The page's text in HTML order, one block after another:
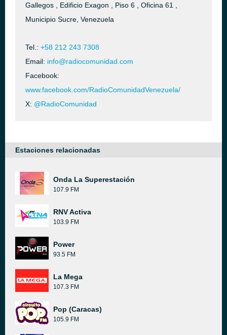
Gallegos , Edificio Exagon , Piso 6 , Oficina 61 ,
Municipio Sucre, Venezuela
Tel.: +58 212 243 7308
Email: info@radiocomunidad.com
Facebook:
www.facebook.com/RadioComunidadVenezuela/
X: @RadioComunidad
Estaciones relacionadas
Onda La Superestación
107.9 FM
RNV Activa
103.9 FM
Power
93.5 FM
La Mega
107.3 FM
Pop (Caracas)
105.9 FM